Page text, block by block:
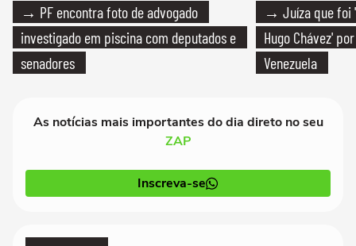
→ PF encontra foto de advogado
investigado em piscina com deputados e
senadores
→ Juíza que foi
Hugo Chávez'
Venezuela
As notícias mais importantes do dia direto no seu
ZAP
Inscreva-se